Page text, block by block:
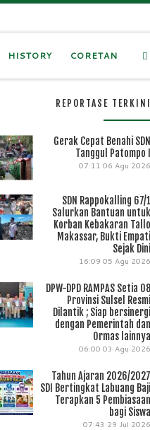
HISTORY CORETAN
REPORTASE TERKINI
Gerak Cepat Benahi SDN
Tanggul Patompo I
07:11 06 Agu 2026
SDN Rappokalling 67/1
Salurkan Bantuan untuk
Korban Kebakaran Tallo
Makassar, Bukti Empati
Sejak Dini
16:09 05 Agu 2026
DPW-DPD RAMPAS Setia 08
Provinsi Sulsel Resmi
Dilantik ; Siap bersinergi
dengan Pemerintah dan
Ormas lainnya
06:00 03 Agu 2026
Tahun Ajaran 2026/2027
SDI Bertingkat Labuang Baji
Terapkan 5 Pembiasaan
bagi Siswa
07:43 29 Jul 2026